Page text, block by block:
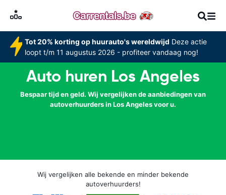
Tot 20% korting op huurauto's wereldwijd Deze actie
loopt t/m 11 augustus 2026 - profiteer vandaag nog!
Auto huren Los Angeles
Bespaar tijd en geld. Wij vergelijken de aanbiedingen van
autoverhuurders in Los Angeles voor u.
Wij vergelijken alle bekende en minder bekende
autoverhuurders!